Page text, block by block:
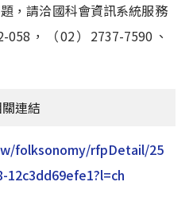
，請洽國科會資訊系統服務
，（02）2737-7590、
連結
folksonomy/rfpDetail/25
12c3dd69efe1?l=ch